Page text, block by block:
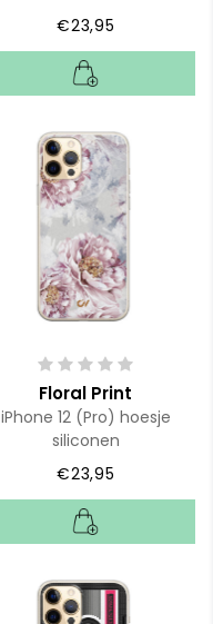
€23,95
Floral Print
iPhone 12 (Pro) hoesje
siliconen
€23,95